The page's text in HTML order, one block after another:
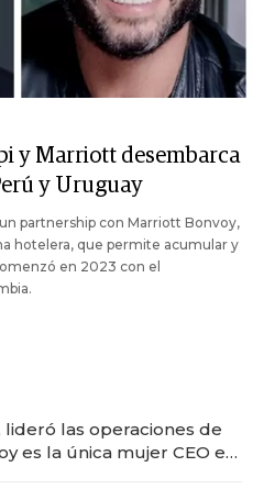
y Marriott desembarca
y Uruguay
partnership con Marriott Bonvoy,
hotelera, que permite acumular y
en 2023 con el
las operaciones de
es la única mujer CEO en